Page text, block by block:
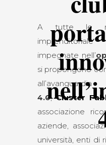
A tutte le
impegnate nell’
si propongono
4.0,Cluster
associazione
aziende,
università, enti di